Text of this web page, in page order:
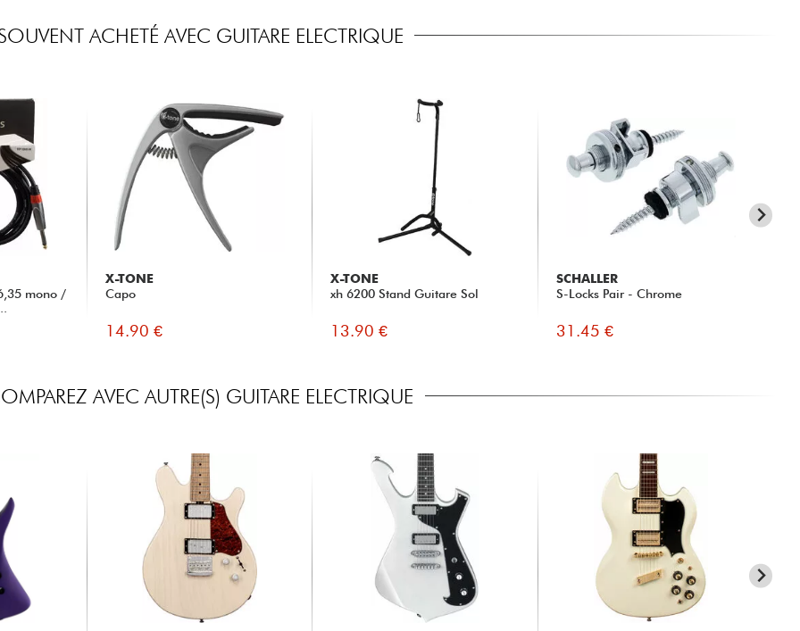
ACHETÉ AVEC GUITARE ELECTRIQUE
mono /
X-TONE
Capo
14.90 €
X-TONE
xh 6200 Stand Guitare Sol
13.90 €
SCHALLER
S-Locks Pair - Chrome
31.45 €
AVEC AUTRE(S) GUITARE ELECTRIQUE